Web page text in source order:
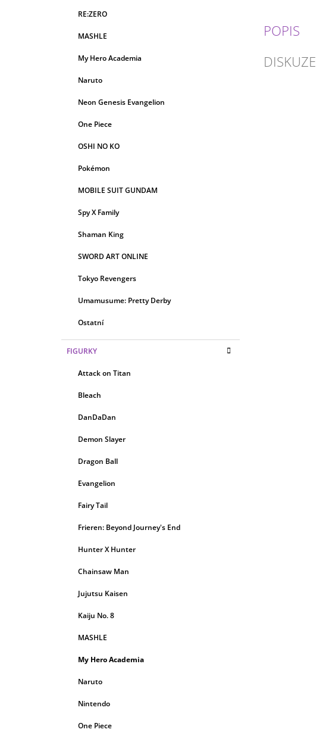
RE:ZERO
MASHLE
My Hero Academia
Naruto
Neon Genesis Evangelion
One Piece
OSHI NO KO
Pokémon
MOBILE SUIT GUNDAM
Spy X Family
Shaman King
SWORD ART ONLINE
Tokyo Revengers
Umamusume: Pretty Derby
Ostatní
FIGURKY
Attack on Titan
Bleach
DanDaDan
Demon Slayer
Dragon Ball
Evangelion
Fairy Tail
Frieren: Beyond Journey's End
Hunter X Hunter
Chainsaw Man
Jujutsu Kaisen
Kaiju No. 8
MASHLE
My Hero Academia
Naruto
Nintendo
One Piece
POPIS
DISKUZE